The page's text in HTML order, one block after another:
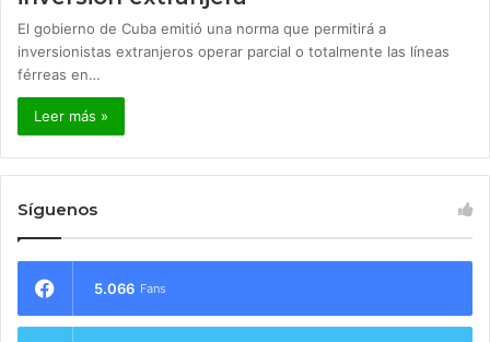
El gobierno de Cuba emitió una norma que permitirá a
inversionistas extranjeros operar parcial o totalmente las líneas
férreas en…
Leer más »
Síguenos
5.066 Fans